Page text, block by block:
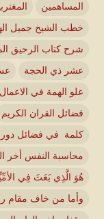
المساهمين
خطب الشيخ جميل
شرح كتاب الرحيق
عشر ذي الحجة
علو الهمة في
فضائل القران الكريم
كلمة في فضائل دور
محاسبة النفس أخر
هُوَ الَّذِي بَعَثَ فِي
وأما من خاف مقام